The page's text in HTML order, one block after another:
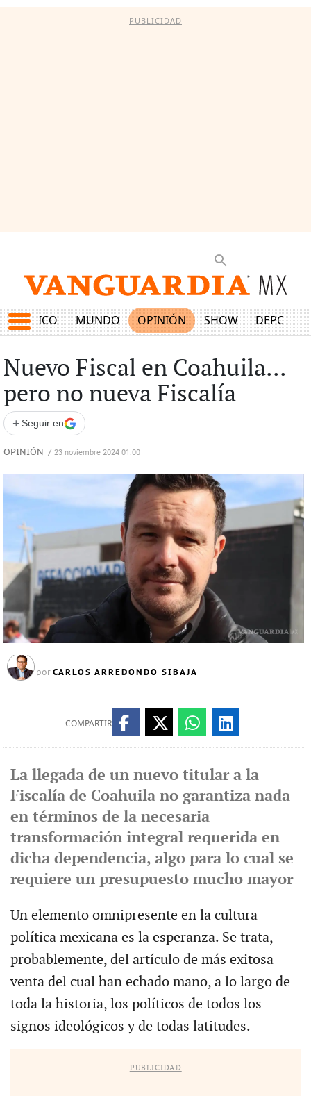
PUBLICIDAD
MÉXICO MUNDO OPINIÓN SHOW
Nuevo Fiscal en Coahuila...
pero no nueva Fiscalía
+ Seguir en
OPINIÓN / 23 noviembre 2024 01:00
por CARLOS ARREDONDO SIBAJA
COMPARTIR
La llegada de un nuevo titular a la
Fiscalía de Coahuila no garantiza nada
en términos de la necesaria
transformación integral requerida en
dicha dependencia, algo para lo cual se
requiere un presupuesto mucho mayor
Un elemento omnipresente en la cultura
política mexicana es la esperanza. Se trata,
probablemente, del artículo de más exitosa
venta del cual han echado mano, a lo largo de
toda la historia, los políticos de todos los
signos ideológicos y de todas latitudes.
PUBLICIDAD